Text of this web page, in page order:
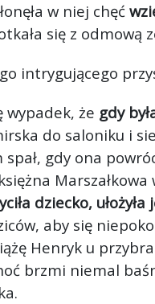
w niej chęć
się z odmową
intrygującego
wypadek, że gdy
do saloniku i
gdy ona
dziecko,
aby się
Henryk u
brzmi niemal